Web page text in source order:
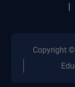
Copyright